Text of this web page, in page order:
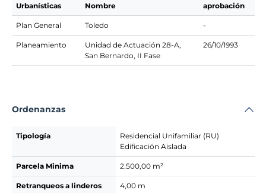
Urbanísticas
Nombre
aprobación
Plan General Toledo -
Planeamiento
Unidad de Actuación 28-A,
San Bernardo, II Fase
26/10/1993
Ordenanzas
Tipología
Residencial Unifamiliar (RU)
Edificación Aislada
Parcela Minima 2.500,00 m²
Retranqueos a linderos 4,00 m